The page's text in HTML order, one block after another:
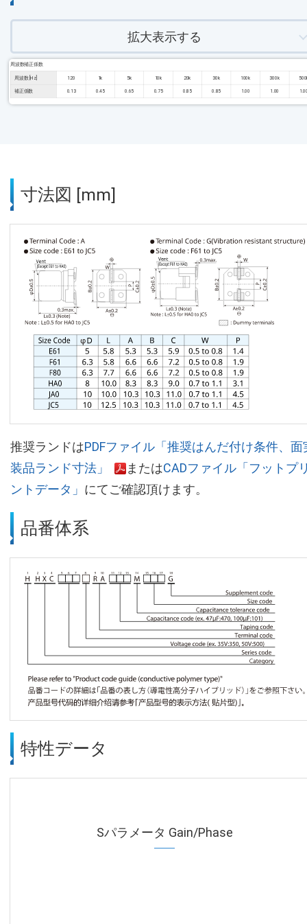
拡大表示する
周波数補正係数
周波数 [Hz] 120 1k 5k 10k 20k 30k 100k 300k
補正係数 0.13 0.45 0.65 0.75 0.85 0.85 1.00 1.00
寸法図 [mm]
推奨ランドはPDFファイル「推奨はんだ付け条件、面
装品ランド寸法」
またはCADファイル「フットプ
ントデータ」 にてご確認頂けます。
品番体系
特性データ
Sパラメータ Gain/Phase